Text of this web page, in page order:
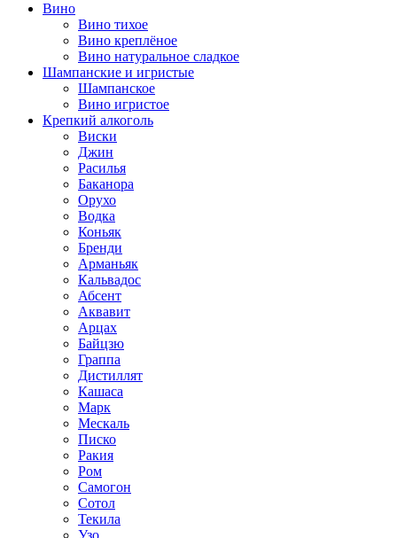
Вино
Вино тихое
Вино креплёное
Вино натуральное сладкое
Шампанские и игристые
Шампанское
Вино игристое
Крепкий алкоголь
Виски
Джин
Расилья
Баканора
Орухо
Водка
Коньяк
Бренди
Арманьяк
Кальвадос
Абсент
Аквавит
Арцах
Байцзю
Граппа
Дистиллят
Кашаса
Марк
Мескаль
Писко
Ракия
Ром
Самогон
Сотол
Текила
Узо